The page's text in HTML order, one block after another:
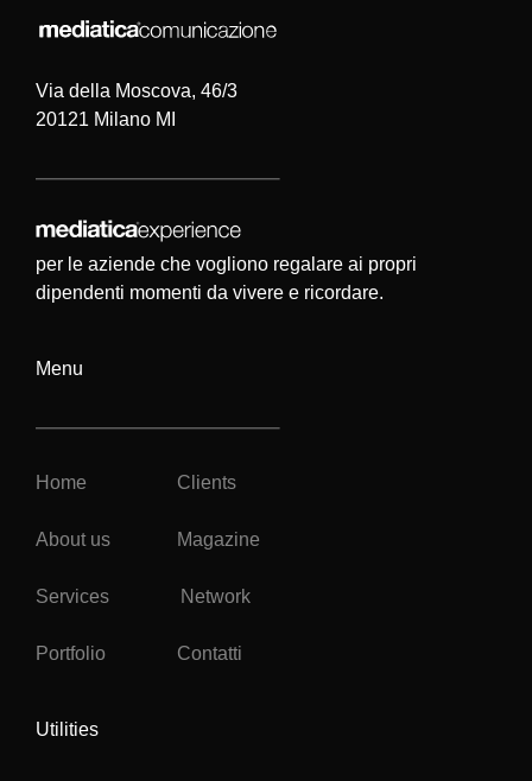
Via della Moscova, 46/3
20121 Milano MI
per le aziende che vogliono regalare ai propri
dipendenti momenti da vivere e ricordare.
Menu
Home Clients
About us Magazine
Services Network
Portfolio Contatti
Utilities